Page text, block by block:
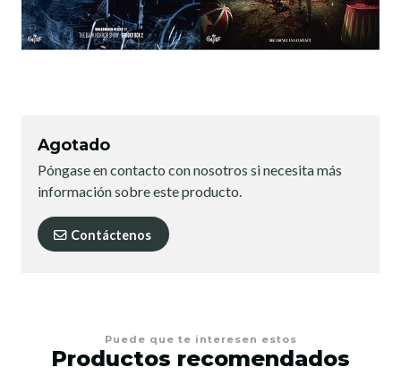
Agotado
Póngase en contacto con nosotros si necesita más
información sobre este producto.
Contáctenos
Puede que te interesen estos
Productos recomendados